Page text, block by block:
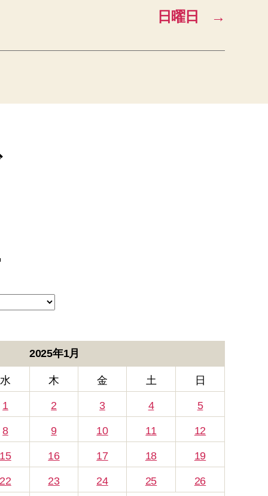
→
日曜日
2025年1月
水 木 金 土 日
1 2 3 4 5
8 9 10 11 12
15 16 17 18 19
22 23 24 25 26